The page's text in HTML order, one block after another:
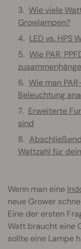
Wie viele
Growlampen?
LED vs. HPS
Wie PAR,
Wie man
Beleuchtung
Erweiterte
sind
Wattzahl für
Wenn man eine
neue Grower
Eine der ersten
Watt braucht eine
sollte eine Lampe